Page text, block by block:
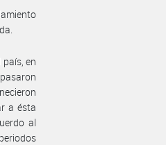
en
a ésta
al